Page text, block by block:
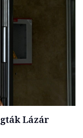
Lázár